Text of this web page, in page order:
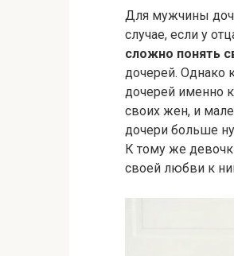
Для мужчины
случае, если у
сложно понять
дочерей. Однако
дочерей именно
своих жен, и
дочери больше
К тому же
своей любви к